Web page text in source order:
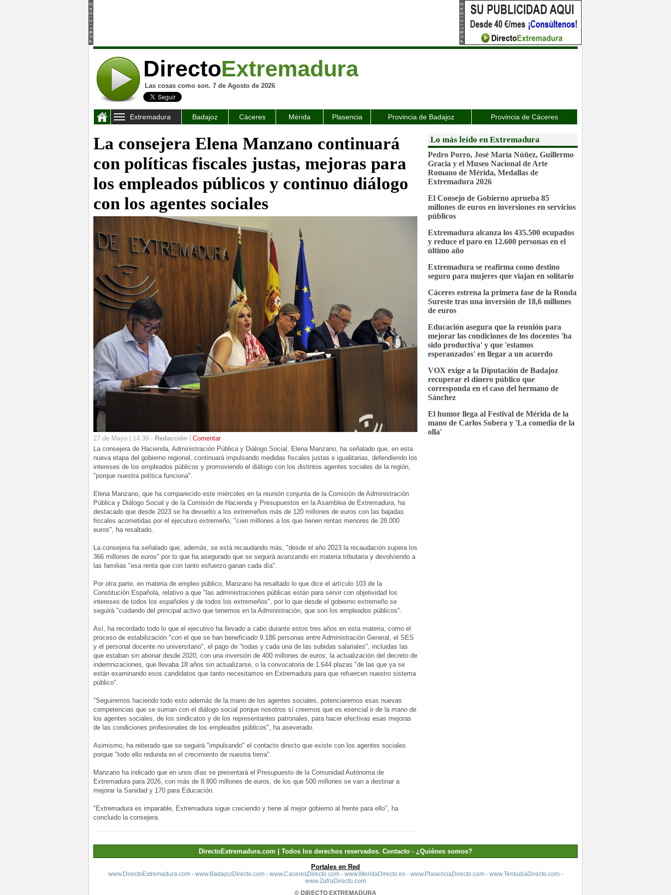
DirectoExtremadura
Las cosas como son. 7 de Agosto de 2026
Extremadura Badajoz Cáceres Mérida Plasencia Provincia de Badajoz Provincia de Cáceres
La consejera Elena Manzano continuará
con políticas fiscales justas, mejoras para
los empleados públicos y continuo diálogo
con los agentes sociales
27 de Mayo | 14:39 - Redacción
Comentar
La consejera de Hacienda, Administración Pública y Diálogo Social, Elena Manzano, ha señalado que, en esta
nueva etapa del gobierno regional, continuará impulsando medidas fiscales justas e igualitarias, defendiendo los
intereses de los empleados públicos y promoviendo el diálogo con los distintos agentes sociales de la región,
"porque nuestra política funciona".
Elena Manzano, que ha comparecido este miércoles en la reunión conjunta de la Comisión de Administración
Pública y Diálogo Social y de la Comisión de Hacienda y Presupuestos en la Asamblea de Extremadura, ha
destacado que desde 2023 se ha devuelto a los extremeños más de 120 millones de euros con las bajadas
fiscales acometidas por el ejecutivo extremeño, "cien millones a los que tienen rentas menores de 28.000
euros", ha resaltado.
La consejera ha señalado que, además, se está recaudando más, "desde el año 2023 la recaudación supera los
366 millones de euros" por lo que ha asegurado que se seguirá avanzando en materia tributaria y devolviendo a
las familias "esa renta que con tanto esfuerzo ganan cada día".
Por otra parte, en materia de empleo público, Manzano ha resaltado lo que dice el artículo 103 de la
Constitución Española, relativo a que "las administraciones públicas están para servir con objetividad los
intereses de todos los españoles y de todos los extremeños", por lo que desde el gobierno extremeño se
seguirá "cuidando del principal activo que tenemos en la Administración, que son los empleados públicos".
Así, ha recordado todo lo que el ejecutivo ha llevado a cabo durante estos tres años en esta materia, como el
proceso de estabilización "con el que se han beneficiado 9.186 personas entre Administración General, el SES
y el personal docente no universitario", el pago de "todas y cada una de las subidas salariales", incluidas las
que estaban sin abonar desde 2020, con una inversión de 400 millones de euros; la actualización del decreto de
indemnizaciones, que llevaba 18 años sin actualizarse, o la convocatoria de 1.644 plazas "de las que ya se
están examinando esos candidatos que tanto necesitamos en Extremadura para que refuercen nuestro sistema
público".
"Seguiremos haciendo todo esto además de la mano de los agentes sociales, potenciaremos esas nuevas
competencias que se suman con el diálogo social porque nosotros sí creemos que es esencial ir de la mano de
los agentes sociales, de los sindicatos y de los representantes patronales, para hacer efectivas esas mejoras
de las condiciones profesionales de los empleados públicos", ha aseverado.
Asimismo, ha reiterado que se seguirá "impulsando" el contacto directo que existe con los agentes sociales
porque "todo ello redunda en el crecimiento de nuestra tierra".
Manzano ha indicado que en unos días se presentará el Presupuesto de la Comunidad Autónoma de
Extremadura para 2026, con más de 8.800 millones de euros, de los que 500 millones se van a destinar a
mejorar la Sanidad y 170 para Educación.
"Extremadura es imparable, Extremadura sigue creciendo y tiene al mejor gobierno al frente para ello", ha
concluido la consejera.
Lo más leído en Extremadura
Pedro Porro, José María Núñez, Guillermo
Gracia y el Museo Nacional de Arte
Romano de Mérida, Medallas de
Extremadura 2026
El Consejo de Gobierno aprueba 85
millones de euros en inversiones en servicios
públicos
Extremadura alcanza los 435.500 ocupados
y reduce el paro en 12.600 personas en el
último año
Extremadura se reafirma como destino
seguro para mujeres que viajan en solitario
Cáceres estrena la primera fase de la Ronda
Sureste tras una inversión de 18,6 millones
de euros
Educación asegura que la reunión para
mejorar las condiciones de los docentes 'ha
sido productiva' y que 'estamos
esperanzados' en llegar a un acuerdo
VOX exige a la Diputación de Badajoz
recuperar el dinero público que
corresponda en el caso del hermano de
Sánchez
El humor llega al Festival de Mérida de la
mano de Carlos Sobera y 'La comedia de la
olla'
DirectoExtremadura.com | Todos los derechos reservados. Contacto - ¿Quiénes somos?
Portales en Red
www.DirectoExtremadura.com- www.BadajozDirecto.com- www.CaceresDirecto.com- www.MeridaDirecto.es- www.PlasenciaDirecto.com- www.TentudiaDirecto.com-
www.ZafraDirecto.com
© DIRECTO EXTREMADURA